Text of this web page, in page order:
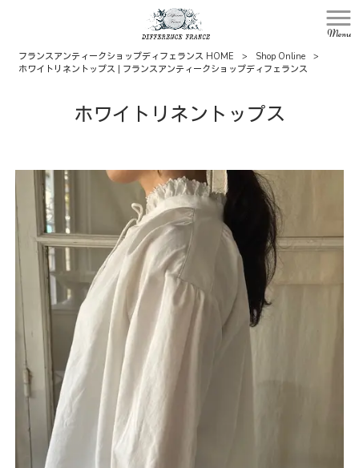
Menu
フランスアンティークショップディフェランス HOME > Shop Online
>
ホワイトリネントップス | フランスアンティークショップディフェランス
ホワイトリネントップス